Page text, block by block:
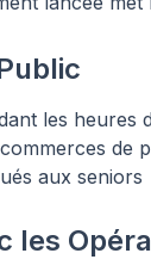
les heures
de
aux seniors
les